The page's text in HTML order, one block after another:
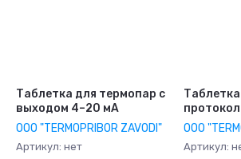
Таблетка для термопар с
выходом 4–20 мА
OOO "TERMOPRIBOR ZAVODI"
Артикул: нет
Таблетка
OOO
Артикул: